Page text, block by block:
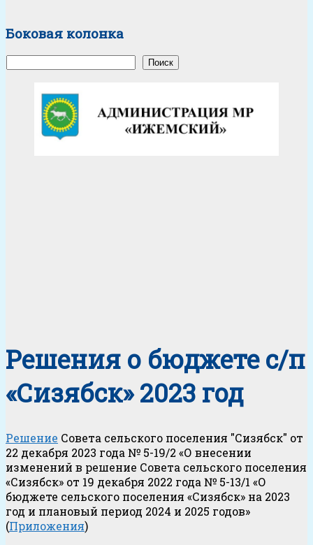
Боковая колонка
Поиск
Решения о бюджете с/п
«Сизябск» 2023 год
Решение Совета сельского поселения "Сизябск" от
22 декабря 2023 года № 5-19/2 «О внесении
изменений в решение Совета сельского поселения
«Сизябск» от 19 декабря 2022 года № 5-13/1 «О
бюджете сельского поселения «Сизябск» на 2023
год и плановый период 2024 и 2025 годов»
(Приложения)